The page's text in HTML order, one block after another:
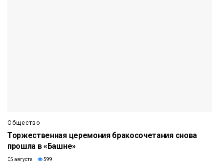
Общество
Торжественная церемония бракосочетания снова
прошла в «Башне»
05 августа 599